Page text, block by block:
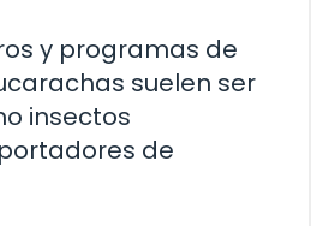
y programas de
suelen ser
insectos
de